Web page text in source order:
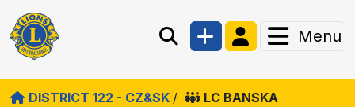
Menu
DISTRICT 122 - CZ&SK /
LC BANSKA